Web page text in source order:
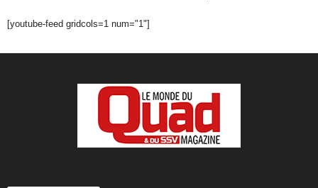
[youtube-feed gridcols=1 num="1"]